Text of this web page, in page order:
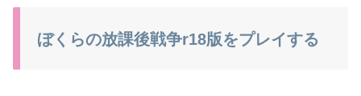
ぼくらの放課後戦争r18版をプレイする